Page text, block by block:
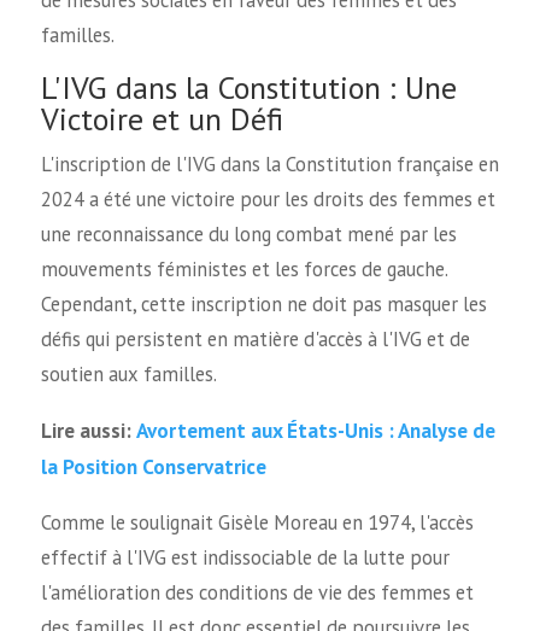
familles.
L'IVG dans la Constitution : Une
Victoire et un Défi
L'inscription de l'IVG dans la Constitution française en
2024 a été une victoire pour les droits des femmes et
une reconnaissance du long combat mené par les
mouvements féministes et les forces de gauche.
Cependant, cette inscription ne doit pas masquer les
défis qui persistent en matière d'accès à l'IVG et de
soutien aux familles.
Lire aussi:Avortement aux États-Unis : Analyse de
la Position Conservatrice
Comme le soulignait Gisèle Moreau en 1974, l'accès
effectif à l'IVG est indissociable de la lutte pour
l'amélioration des conditions de vie des femmes et